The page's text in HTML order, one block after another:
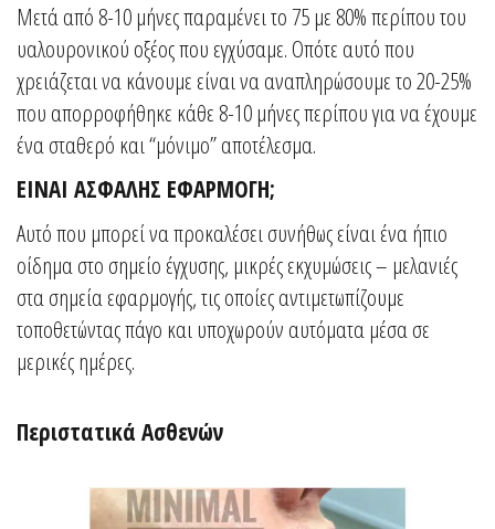
Μετά από 8-10 μήνες παραμένει το 75 με 80% περίπου του
υαλουρονικού οξέος που εγχύσαμε. Οπότε αυτό που
χρειάζεται να κάνουμε είναι να αναπληρώσουμε το 20-25%
που απορροφήθηκε κάθε 8-10 μήνες περίπου για να έχουμε
ένα σταθερό και “μόνιμο” αποτέλεσμα.
ΕΙΝΑΙ ΑΣΦΑΛΗΣ ΕΦΑΡΜΟΓΗ;
Αυτό που μπορεί να προκαλέσει συνήθως είναι ένα ήπιο
οίδημα στο σημείο έγχυσης, μικρές εκχυμώσεις – μελανιές
στα σημεία εφαρμογής, τις οποίες αντιμετωπίζουμε
τοποθετώντας πάγο και υποχωρούν αυτόματα μέσα σε
μερικές ημέρες.
Περιστατικά Ασθενών